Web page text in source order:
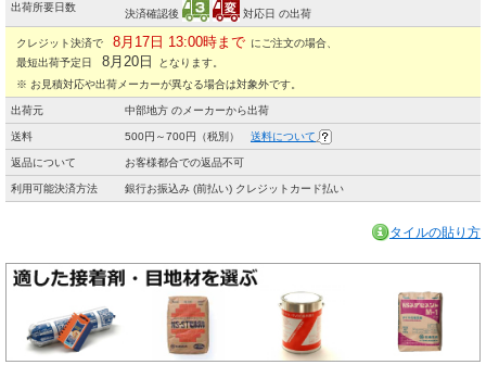
出荷所要日数
決済確認後 対応日 の出荷
クレジット決済で 8月17日 13:00時まで にご注文の場合、
最短出荷予定日
8月20日
となります。
※ お見積対応や出荷メーカーが異なる場合は対象外です。
出荷元 中部地方 のメーカーから出荷
送料 500円～700円（税別） 送料について
返品について お客様都合での返品不可
利用可能決済方法 銀行お振込み (前払い) クレジットカード払い
タイルの貼り方